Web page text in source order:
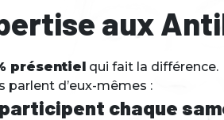
aux
présentiel qui fait la différence.
parlent d’eux-mêmes :
chaque